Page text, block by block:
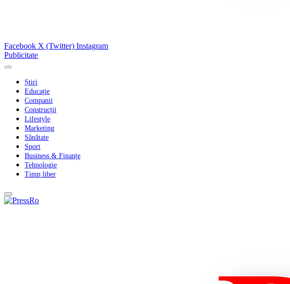
Facebook X (Twitter) Instagram
Publicitate
Știri
Educație
Companii
Construcții
Lifestyle
Marketing
Sănătate
Sport
Business & Finanțe
Tehnologie
Timp liber